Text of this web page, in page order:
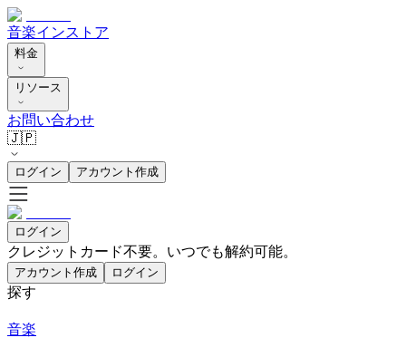
音楽インストア
料金
リソース
お問い合わせ
🇯🇵
ログイン アカウント作成
ログイン
クレジットカード不要。いつでも解約可能。
アカウント作成 ログイン
探す
音楽